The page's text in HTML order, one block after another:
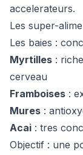
accelerateurs.
Les super-
Les baies :
Myrtilles :
cerveau
Framboises :
Mures :
Acai : tres
Objectif : une